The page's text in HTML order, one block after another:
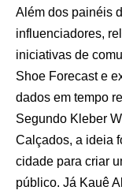
Além dos painéis
influenciadores,
iniciativas de
Shoe Forecast e
dados em tempo
Segundo Kleber
Calçados, a ideia
cidade para criar
público. Já Kauê